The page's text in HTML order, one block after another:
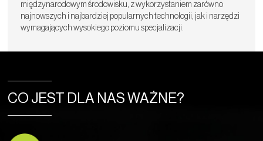
międzynarodowym środowisku, z wykorzystaniem zarówno
najnowszych i najbardziej popularnych technologii, jak i narzędzi
wymagających wysokiego poziomu specjalizacji.
CO JEST DLA NAS WAŻNE?